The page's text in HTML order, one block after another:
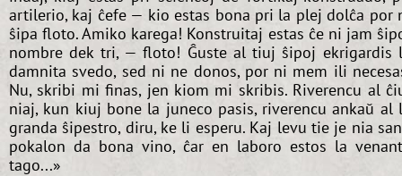
artilerio, kaj ĉefe — kio estas bona pri la plej dolĉa por
ŝipa floto. Amiko karega! Konstruitaj estas ĉe ni jam
nombre dek tri, — floto! Ĝuste al tiuj ŝipoj ekrigardis
damnita svedo, sed ni ne donos, por ni mem ili
Nu, skribi mi finas, jen kiom mi skribis. Riverencu al
niaj, kun kiuj bone la juneco pasis, riverencu ankaŭ al
granda ŝipestro, diru, ke li esperu. Kaj levu tie je nia
pokalon da bona vino, ĉar en laboro estos la
tago...»